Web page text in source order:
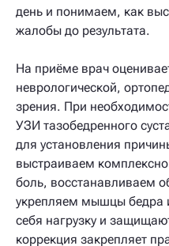
день и понимаем, как
жалобы до результата.
На приёме врач
неврологической,
зрения. При
УЗИ тазобедренного
для установления
выстраиваем
боль, восстанавливаем
укрепляем мышцы бедра
себя нагрузку и
коррекция закрепляет